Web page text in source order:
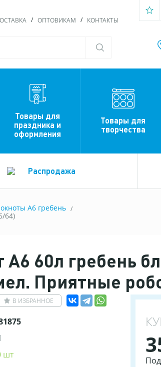
ОПТОВИКАМ КОНТАКТЫ
Товары для
праздника и
оформления
Товары для
творчества
Распродажа
А6 гребень
64)
А6 60л гребень
Приятные
В ИЗБРАННОЕ
шт